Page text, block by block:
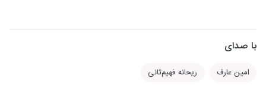
با صدای
امین عارف ریحانه فهیم‌ثانی